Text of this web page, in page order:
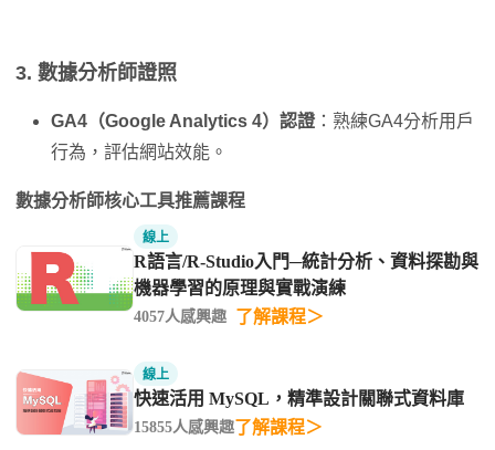
3. 數據分析師證照
GA4（Google Analytics 4）認證 ：熟練GA4分析用戶
行為，評估網站效能。
數據分析師核心工具推薦課程
線上
R語言/R-Studio入門─統計分析、資料探勘與
機器學習的原理與實戰演練
4057人感興趣 了解課程＞
線上
快速活用 MySQL，精準設計關聯式資料庫
15855人感興趣了解課程＞